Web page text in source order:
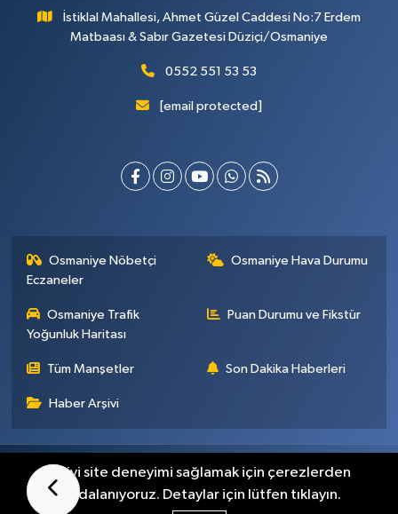
İstiklal Mahallesi, Ahmet Güzel Caddesi No:7 Erdem
Matbaası & Sabır Gazetesi Düziçi/Osmaniye
0552 551 53 53
[email protected]
Osmaniye Nöbetçi
Eczaneler
Osmaniye Hava Durumu
Osmaniye Trafik
Yoğunluk Haritası
Puan Durumu ve Fikstür
Tüm Manşetler Son Dakika Haberleri
Haber Arşivi
Künye İletişim Gizlilik Sözleşmesi
En iyi site deneyimi sağlamak için çerezlerden
faydalanıyoruz. Detaylar için lütfen tıklayın.